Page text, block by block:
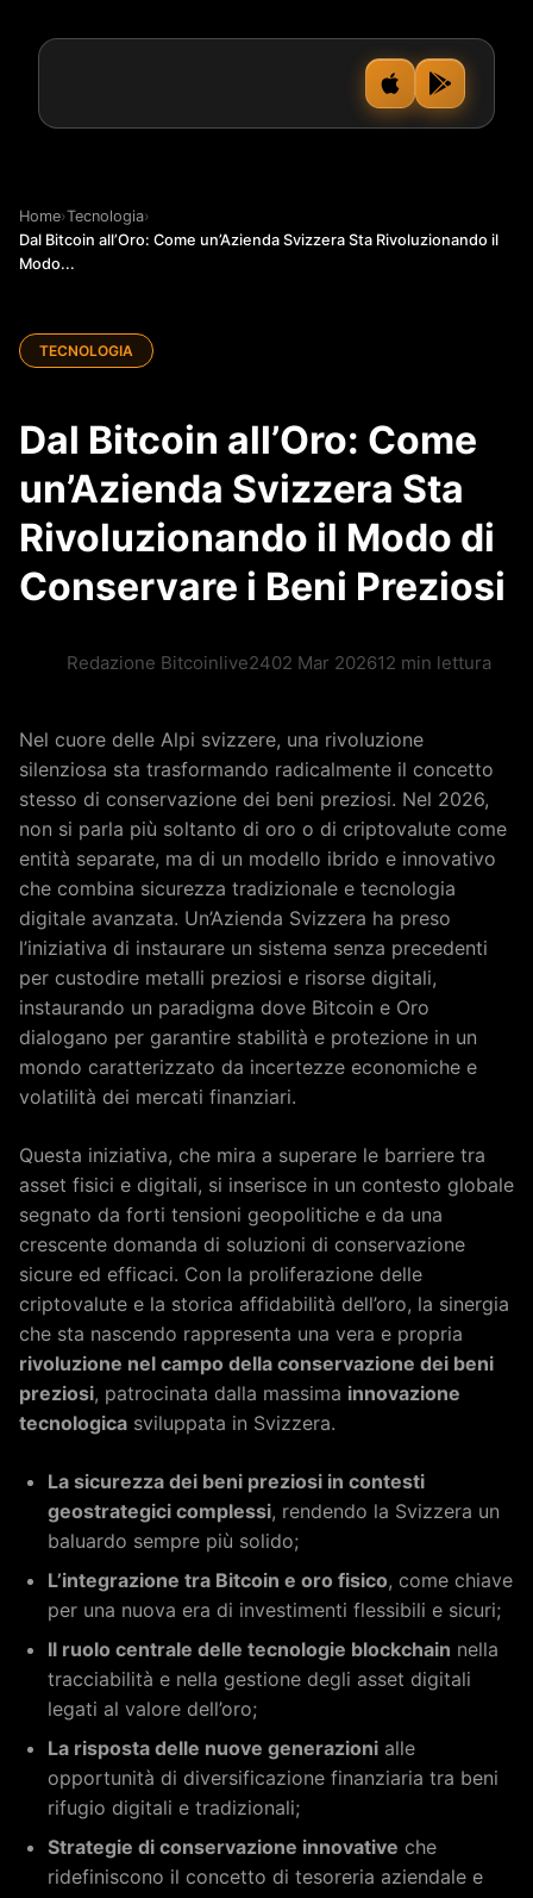
Home›Tecnologia›
Dal Bitcoin all’Oro: Come un’Azienda Svizzera Sta Rivoluzionando il
Modo...
TECNOLOGIA
Dal Bitcoin all’Oro: Come
un’Azienda Svizzera Sta
Rivoluzionando il Modo di
Conservare i Beni Preziosi
Redazione Bitcoinlive2402 Mar 202612 min lettura
Nel cuore delle Alpi svizzere, una rivoluzione
silenziosa sta trasformando radicalmente il concetto
stesso di conservazione dei beni preziosi. Nel 2026,
non si parla più soltanto di oro o di criptovalute come
entità separate, ma di un modello ibrido e innovativo
che combina sicurezza tradizionale e tecnologia
digitale avanzata. Un’Azienda Svizzera ha preso
l’iniziativa di instaurare un sistema senza precedenti
per custodire metalli preziosi e risorse digitali,
instaurando un paradigma dove Bitcoin e Oro
dialogano per garantire stabilità e protezione in un
mondo caratterizzato da incertezze economiche e
volatilità dei mercati finanziari.
Questa iniziativa, che mira a superare le barriere tra
asset fisici e digitali, si inserisce in un contesto globale
segnato da forti tensioni geopolitiche e da una
crescente domanda di soluzioni di conservazione
sicure ed efficaci. Con la proliferazione delle
criptovalute e la storica affidabilità dell’oro, la sinergia
che sta nascendo rappresenta una vera e propria
rivoluzione nel campo della conservazione dei beni
preziosi, patrocinata dalla massima innovazione
tecnologica sviluppata in Svizzera.
La sicurezza dei beni preziosi in contesti
geostrategici complessi, rendendo la Svizzera un
baluardo sempre più solido;
L’integrazione tra Bitcoin e oro fisico, come chiave
per una nuova era di investimenti flessibili e sicuri;
Il ruolo centrale delle tecnologie blockchain nella
tracciabilità e nella gestione degli asset digitali
legati al valore dell’oro;
La risposta delle nuove generazioni alle
opportunità di diversificazione finanziaria tra beni
rifugio digitali e tradizionali;
Strategie di conservazione innovative che
ridefiniscono il concetto di tesoreria aziendale e